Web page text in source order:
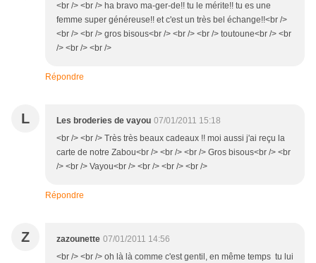
<br /> <br /> ha bravo ma-ger-de!! tu le mérite!! tu es une
femme super généreuse!! et c'est un très bel échange!!<br />
<br /> <br /> gros bisous<br /> <br /> <br /> toutoune<br /> <br
/> <br /> <br />
Répondre
L Les broderies de vayou 07/01/2011 15:18
<br /> <br /> Très très beaux cadeaux !! moi aussi j'ai reçu la
carte de notre Zabou<br /> <br /> <br /> Gros bisous<br /> <br
/> <br /> Vayou<br /> <br /> <br /> <br />
Répondre
Z zazounette 07/01/2011 14:56
<br /> <br /> oh là là comme c'est gentil, en même temps tu lui